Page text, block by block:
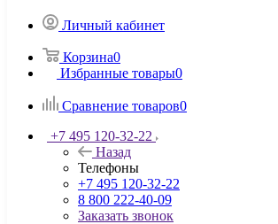
Личный кабинет
Корзина0
Избранные товары0
Сравнение товаров0
+7 495 120-32-22
Назад
Телефоны
+7 495 120-32-22
8 800 222-40-09
Заказать звонок